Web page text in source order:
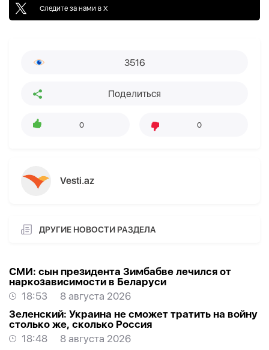
Следите за нами в X
3516
Поделиться
0 0
Vesti.az
ДРУГИЕ НОВОСТИ РАЗДЕЛА
СМИ: сын президента Зимбабве лечился от
наркозависимости в Беларуси
18:53
8 августа 2026
Зеленский: Украина не сможет тратить на войну
столько же, сколько Россия
18:48
8 августа 2026